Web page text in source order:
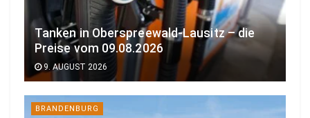
Tanken in Oberspreewald-Lausitz – die
Preise vom 09.08.2026
9. AUGUST 2026
BRANDENBURG